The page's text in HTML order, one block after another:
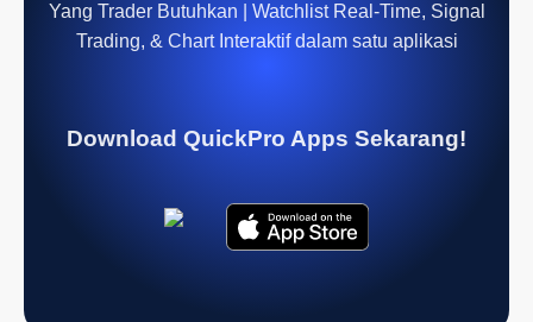
Yang Trader Butuhkan | Watchlist Real-Time, Signal
Trading, & Chart Interaktif dalam satu aplikasi
Download QuickPro Apps Sekarang!